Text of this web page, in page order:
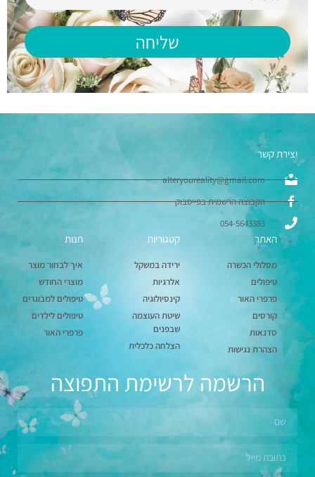
שליחה
יצירת קשר
alteryoureality@gmail.com
הקבוצה הרשמית בפייסבוק
054-5643383
האתר
מסלולי הכשרה
טיפולים
פרפרי האור
קורסים
סדנאות
הצהרת נגישות
קטגוריות
ירידה במשקל
אלרגיות
קינסיולוגיה
שיטת העוצמה
שבפנים
הצלחה כלכלית
חנות
איך לבחור מוצר
מוצרי החודש
טיפולים למבוגרים
טיפולים לילדים
פרפרי האור
הרשמה לרשימת התפוצה